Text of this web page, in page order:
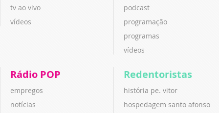
tv ao vivo
vídeos
podcast
programação
programas
vídeos
Rádio POP
empregos
notícias
Redentoristas
história pe. vitor
hospedagem santo afonso